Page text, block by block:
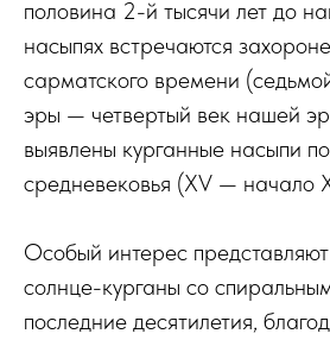
половина 2-й тысячи лет до
насыпях встречаются
сарматского времени
эры — четвертый век нашей
выявлены курганные насыпи
средневековья (XV — начало
Особый интерес
солнце-курганы со
последние десятилетия,